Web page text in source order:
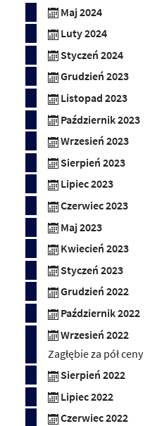
Maj 2024
Luty 2024
Styczeń 2024
Grudzień 2023
Listopad 2023
Październik 2023
Wrzesień 2023
Sierpień 2023
Lipiec 2023
Czerwiec 2023
Maj 2023
Kwiecień 2023
Styczeń 2023
Grudzień 2022
Październik 2022
Wrzesień 2022
Zagłębie za pół ceny
Sierpień 2022
Lipiec 2022
Czerwiec 2022